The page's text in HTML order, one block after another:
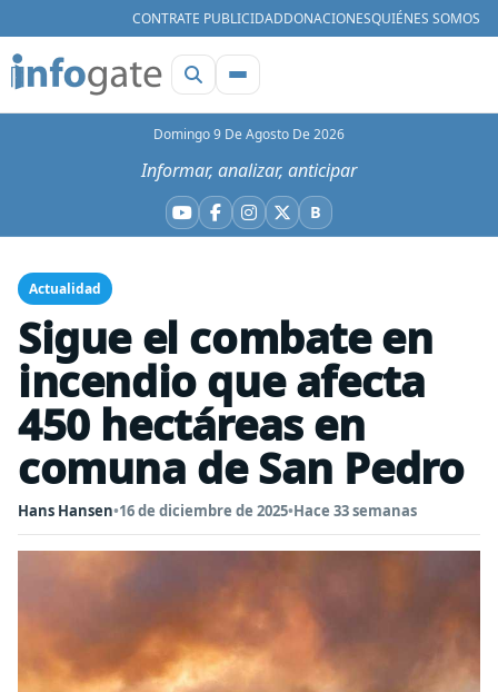
CONTRATE PUBLICIDADDONACIONESQUIÉNES SOMOS
Domingo 9 De Agosto De 2026
Informar, analizar, anticipar
YouTube
Facebook
Instagram
X BBluesky
Actualidad
Sigue el combate en
incendio que afecta
450 hectáreas en
comuna de San Pedro
Hans Hansen•16 de diciembre de 2025•Hace 33 semanas